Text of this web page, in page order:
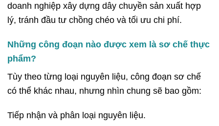
doanh nghiệp xây dựng dây chuyền sản xuất hợp
lý, tránh đầu tư chồng chéo và tối ưu chi phí.
Những công đoạn nào được xem là sơ chế thực
phẩm?
Tùy theo từng loại nguyên liệu, công đoạn sơ chế
có thể khác nhau, nhưng nhìn chung sẽ bao gồm:
Tiếp nhận và phân loại nguyên liệu.